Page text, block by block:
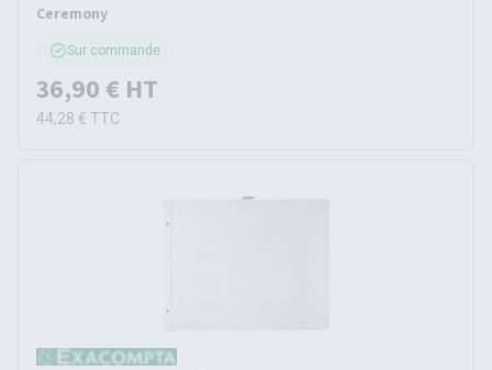
Ceremony
Sur commande
36,90 € HT
44,28 € TTC